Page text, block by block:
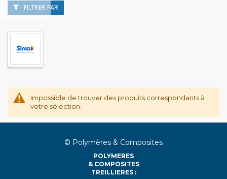
FILTRER PAR
Impossible de trouver des produits correspondants à
votre sélection.
© Polymères & Composites
POLYMERES
& COMPOSITES
TREILLIERES :